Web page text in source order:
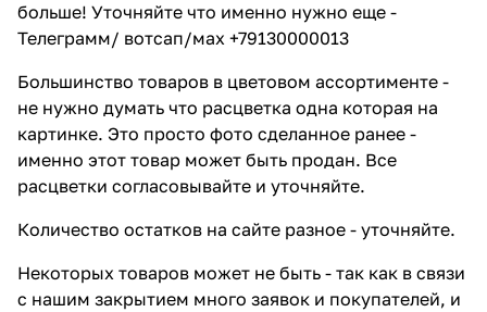
больше! Уточняйте что именно нужно еще -
Телеграмм/ вотсап/мах +79130000013
Большинство товаров в цветовом ассортименте -
не нужно думать что расцветка одна которая на
картинке. Это просто фото сделанное ранее -
именно этот товар может быть продан. Все
расцветки согласовывайте и уточняйте.
Количество остатков на сайте разное - уточняйте.
Некоторых товаров может не быть - так как в связи
с нашим закрытием много заявок и покупателей, и